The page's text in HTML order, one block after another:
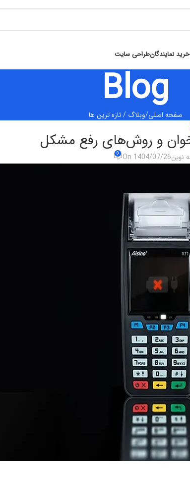
خرید نمایندگانطراحی سایت
Blog
صفحه اصلی وبلاگ / تازه ترین ها
نوینOn 1404/07/26
0